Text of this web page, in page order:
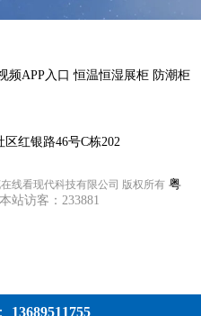
频APP入口 恒温恒湿展柜 防潮柜
红银路46号C栋202
线看现代科技有限公司 版权所有 粤
本站访客：233881
13689511755